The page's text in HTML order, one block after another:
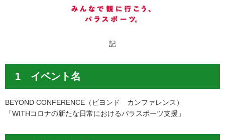
記
1 イベント名
BEYOND CONFERENCE（ビヨンド カンファレンス）
「WITHコロナの新たな日常におけるパラスポーツ支援」